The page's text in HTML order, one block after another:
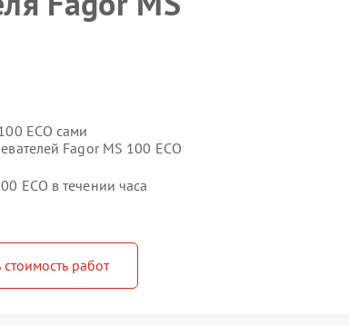
ECO сами
Fagor MS 100 ECO
ECO в течении часа
стоимость работ